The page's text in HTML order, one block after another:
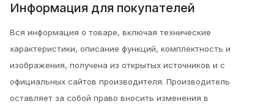
Информация для покупателей
Вся информация о товаре, включая технические
характеристики, описание функций, комплектность и
изображения, получена из открытых источников и с
официальных сайтов производителя. Производитель
оставляет за собой право вносить изменения в